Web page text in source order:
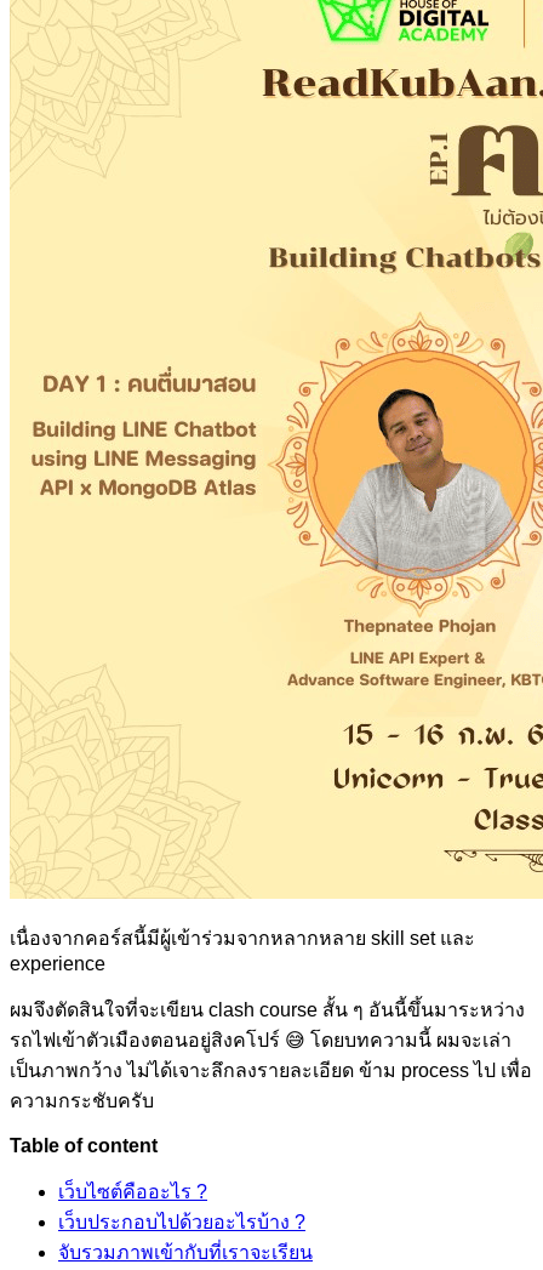
เนื่องจากคอร์สนี้มีผู้เข้าร่วมจากหลากหลาย skill set และ
experience
ผมจึงตัดสินใจที่จะเขียน clash course สั้น ๆ อันนี้ขึ้นมาระหว่าง
รถไฟเข้าตัวเมืองตอนอยู่สิงคโปร์ 😅 โดยบทความนี้ ผมจะเล่า
เป็นภาพกว้าง ไม่ได้เจาะลึกลงรายละเอียด ข้าม process ไป เพื่อ
ความกระชับครับ
Table of content
เว็บไซต์คืออะไร ?
เว็บประกอบไปด้วยอะไรบ้าง ?
จับรวมภาพเข้ากับที่เราจะเรียน